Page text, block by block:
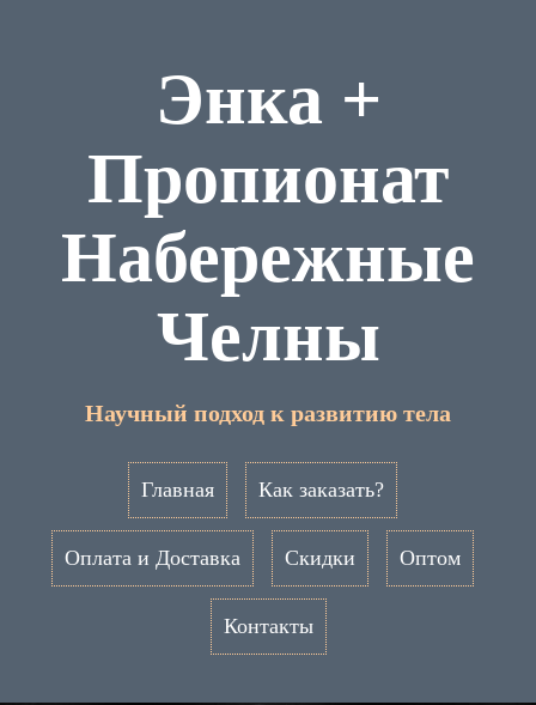
Энка +
Пропионат
Набережные
Челны
Научный подход к развитию тела
Главная Как заказать?
Оплата и Доставка Скидки Оптом
Контакты